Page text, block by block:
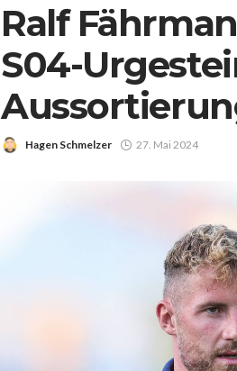
Ralf
S04-
Hagen Schmelzer 27. Mai 2024